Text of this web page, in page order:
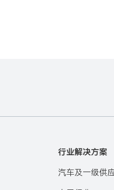
行业解决方案
汽车及一级供